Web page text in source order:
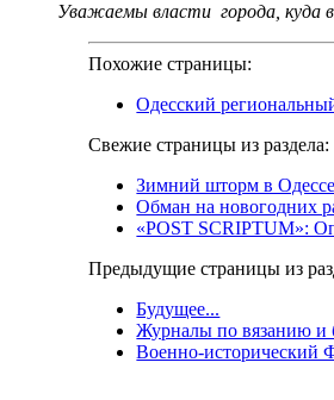
Уважаемы власти города,
Похожие страницы:
Одесский
Свежие страницы из раздела:
Зимний шторм в Одессе
Обман на новогодних
«POST SCRIPTUM»:
Предыдущие страницы из
Будущее...
Журналы по вязанию и
Военно-исторический